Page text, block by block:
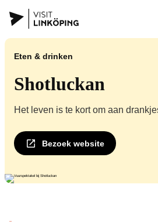
Eten & drinken
Shotluckan
Het leven is te kort om aan
Bezoek website